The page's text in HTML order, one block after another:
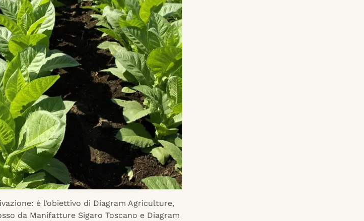
è l’obiettivo di Diagram Agriculture,
da Manifatture Sigaro Toscano e Diagram